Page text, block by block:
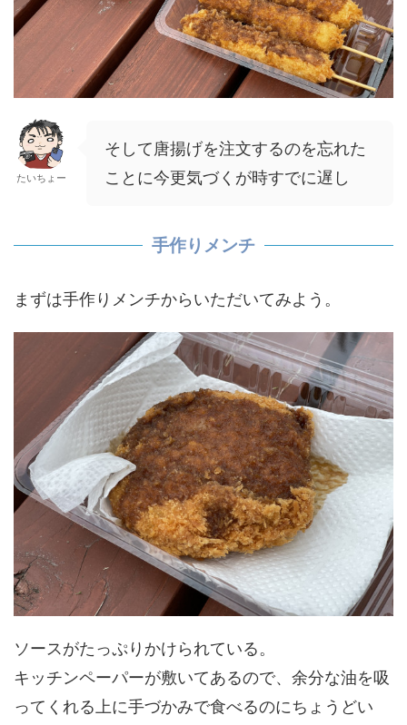
たいちょー
そして唐揚げを注文するのを忘れた
ことに今更気づくが時すでに遅し
手作りメンチ
まずは手作りメンチからいただいてみよう。
ソースがたっぷりかけられている。
キッチンペーパーが敷いてあるので、余分な油を吸
ってくれる上に手づかみで食べるのにちょうどい